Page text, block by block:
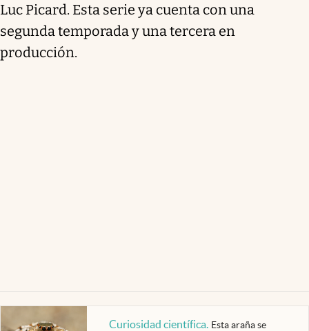
Luc Picard. Esta serie ya cuenta con una
segunda temporada y una tercera en
producción.
Curiosidad científica. Esta araña se